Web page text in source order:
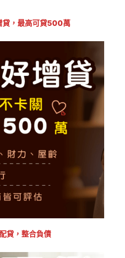
貸，最高可貸500萬
貸，整合負債